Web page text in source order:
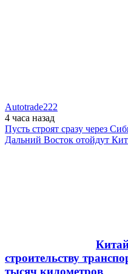
Autotrade222
4 часа назад
Пусть строят сразу через
Дальний Восток отойдут
строительству
тысяч километров